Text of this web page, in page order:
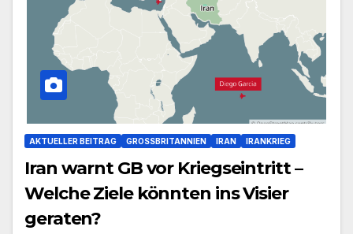
AKTUELLER BEITRAG GROSSBRITANNIEN IRAN IRANKRIEG
Iran warnt GB vor Kriegseintritt –
Welche Ziele könnten ins Visier
geraten?